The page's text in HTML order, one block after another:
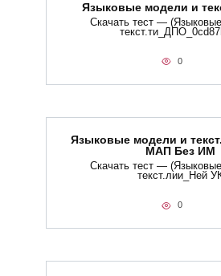
Языковые модели и
Скачать тест —
0
Языковые модели и
МАП Без ИМ
Скачать тест —
текст.лии_Ней
0